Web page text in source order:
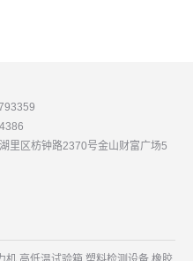
里区枋钟路2370号金山财富广场5